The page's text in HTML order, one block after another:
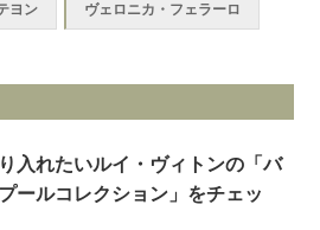
ヨン ヴェロニカ・フェラーロ
入れたいルイ・ヴィトンの「バ
ールコレクション」をチェッ